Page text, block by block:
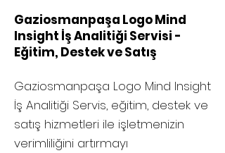
Gaziosmanpaşa Logo Mind
Insight İş Analitiği Servisi -
Eğitim, Destek ve Satış
Gaziosmanpaşa Logo Mind Insight
İş Analitiği Servis, eğitim, destek ve
satış hizmetleri ile işletmenizin
verimliliğini artırmayı